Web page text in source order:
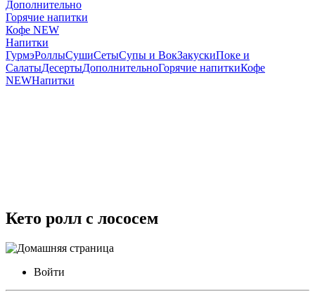
Дополнительно
Горячие напитки
Кофе NEW
Напитки
ГурмэРоллыСушиСетыСупы и ВокЗакускиПоке и
СалатыДесертыДополнительноГорячие напиткиКофе
NEWНапитки
Кето ролл с лососем
Войти